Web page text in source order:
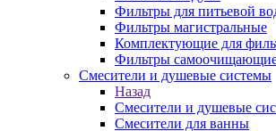
Фильтры для питьевой
Фильтры магистральные
Комплектующие для
Фильтры
Смесители и душевые системы
Назад
Смесители и душевые
Смесители для ванны